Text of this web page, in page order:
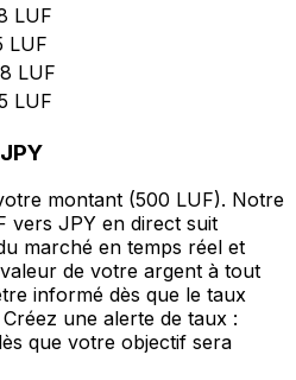
LUF
LUF
LUF
LUF
montant (500 LUF). Notre
vers JPY en direct suit
marché en temps réel et
de votre argent à tout
informé dès que le taux
une alerte de taux :
que votre objectif sera